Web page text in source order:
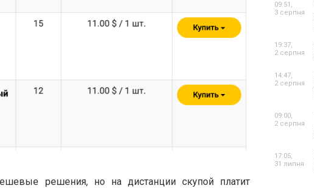
решения, но на дистанции скупой платит
09:51,
3 серпня
19:37,
2 серпня
14:47,
2 серпня
09:00,
2 серпня
17:05,
31 липня